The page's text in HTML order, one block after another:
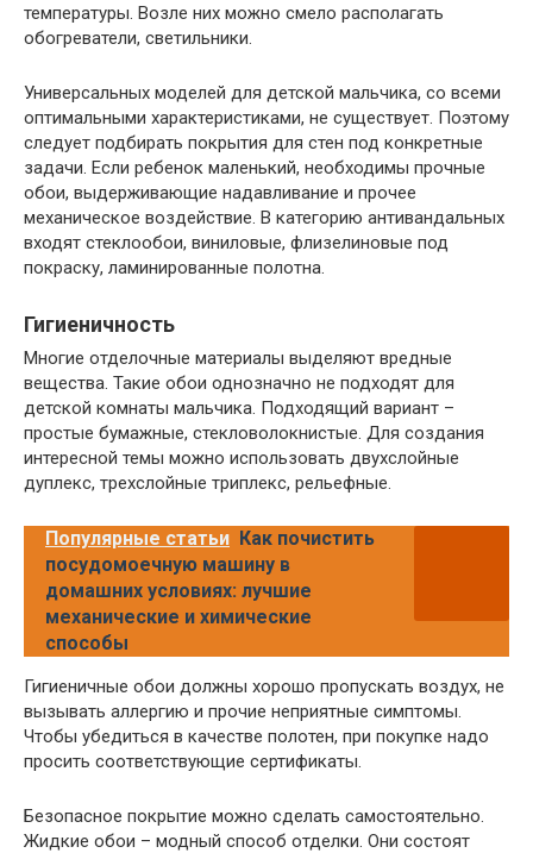
температуры. Возле них можно смело располагать
обогреватели, светильники.
Универсальных моделей для детской мальчика, со всеми
оптимальными характеристиками, не существует. Поэтому
следует подбирать покрытия для стен под конкретные
задачи. Если ребенок маленький, необходимы прочные
обои, выдерживающие надавливание и прочее
механическое воздействие. В категорию антивандальных
входят стеклообои, виниловые, флизелиновые под
покраску, ламинированные полотна.
Гигиеничность
Многие отделочные материалы выделяют вредные
вещества. Такие обои однозначно не подходят для
детской комнаты мальчика. Подходящий вариант –
простые бумажные, стекловолокнистые. Для создания
интересной темы можно использовать двухслойные
дуплекс, трехслойные триплекс, рельефные.
Популярные статьи Как почистить
посудомоечную машину в
домашних условиях: лучшие
механические и химические
способы
Гигиеничные обои должны хорошо пропускать воздух, не
вызывать аллергию и прочие неприятные симптомы.
Чтобы убедиться в качестве полотен, при покупке надо
просить соответствующие сертификаты.
Безопасное покрытие можно сделать самостоятельно.
Жидкие обои – модный способ отделки. Они состоят